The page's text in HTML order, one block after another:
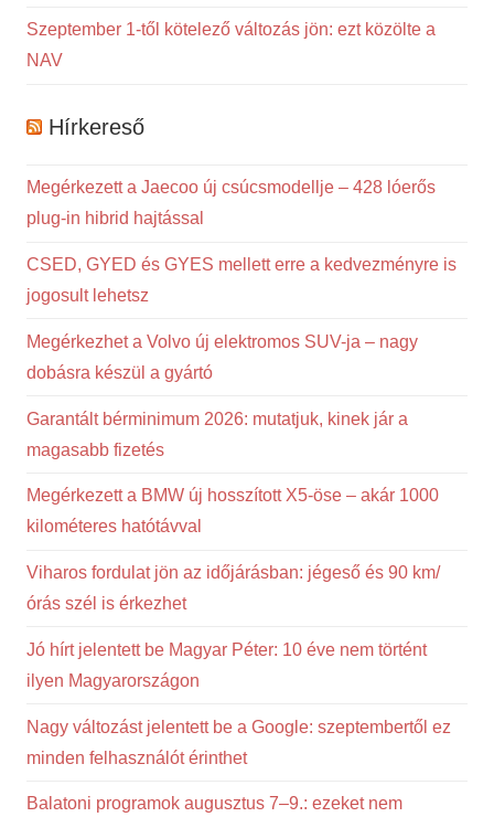
Szeptember 1-től kötelező változás jön: ezt közölte a
NAV
Hírkereső
Megérkezett a Jaecoo új csúcsmodellje – 428 lóerős
plug-in hibrid hajtással
CSED, GYED és GYES mellett erre a kedvezményre is
jogosult lehetsz
Megérkezhet a Volvo új elektromos SUV-ja – nagy
dobásra készül a gyártó
Garantált bérminimum 2026: mutatjuk, kinek jár a
magasabb fizetés
Megérkezett a BMW új hosszított X5-öse – akár 1000
kilométeres hatótávval
Viharos fordulat jön az időjárásban: jégeső és 90 km/
órás szél is érkezhet
Jó hírt jelentett be Magyar Péter: 10 éve nem történt
ilyen Magyarországon
Nagy változást jelentett be a Google: szeptembertől ez
minden felhasználót érinthet
Balatoni programok augusztus 7–9.: ezeket nem